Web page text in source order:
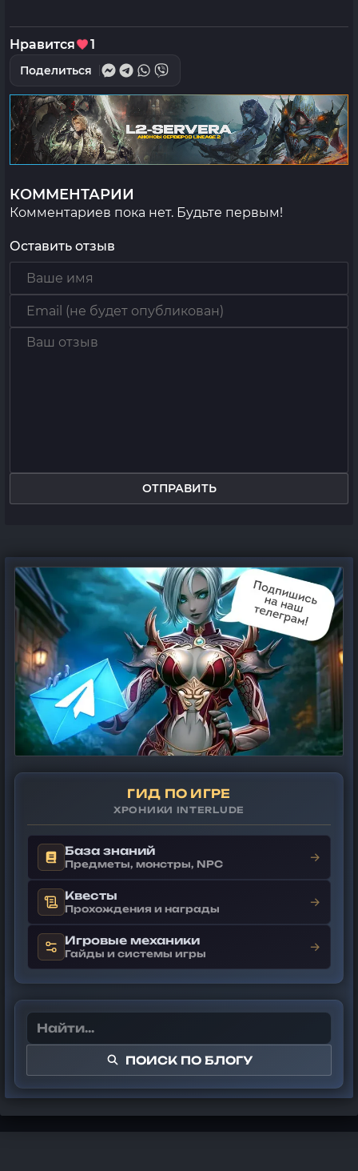
Нравится 1
Поделиться
КОММЕНТАРИИ
Комментариев пока нет. Будьте первым!
Оставить отзыв
ОТПРАВИТЬ
ГИД ПО ИГРЕ
ХРОНИКИ INTERLUDE
База знаний
Предметы, монстры, NPC →
Квесты
Прохождения и награды →
Игровые механики
Гайды и системы игры →
ПОИСК ПО БЛОГУ